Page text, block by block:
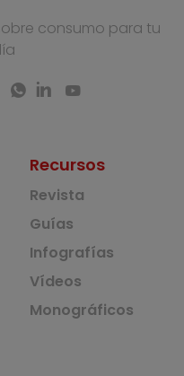
consumo para tu
Recursos
Revista
Guías
Infografías
Vídeos
Monográficos